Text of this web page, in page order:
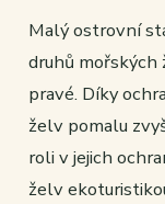
Malý ostrovní
druhů
pravé. Díky
želv pomalu
roli v jejich
želv